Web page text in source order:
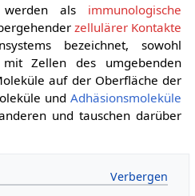
werden als immunologische
zellulärer Kontakte
bezeichnet, sowohl
Zellen des umgebenden
auf der Oberfläche der
undAdhäsionsmoleküle
und tauschen darüber